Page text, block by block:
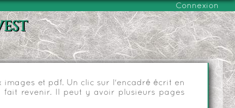
Connexion
images et pdf. Un clic sur l'encadré écrit en
revenir. Il peut y avoir plusieurs pages